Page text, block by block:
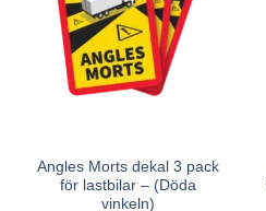
Angles Morts dekal 3 pack
för lastbilar – (Döda
vinkeln)